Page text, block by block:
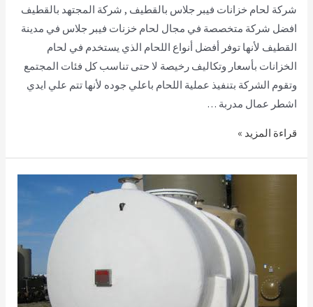
شركة لحام خزانات فيبر جلاس بالقطيف , شركة المجتهد بالقطيف
افضل شركة متخصصة في مجال لحام خزنات فيبر جلاس في مدينة
القطيف لأنها توفر أفضل أنواع اللحام الذي يستخدم في لحام
الخزانات بأسعار وتكاليف رخيصة لا حتى تناسب كل فئات المجتمع
وتقوم الشركة بتنفيذ عملية اللحام باعلي جوده لأنها تتم علي ايدي
اشطر عمال مدربة …
قراءة المزيد »